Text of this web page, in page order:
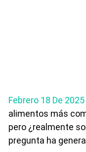
Febrero 18 De 2025
alimentos más
pero ¿realmente
pregunta ha